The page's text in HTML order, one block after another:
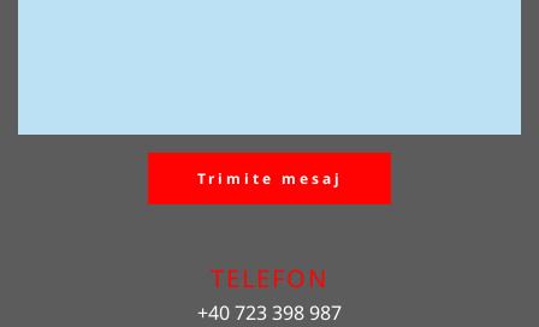
Trimite mesaj
TELEFON
+40 723 398 987